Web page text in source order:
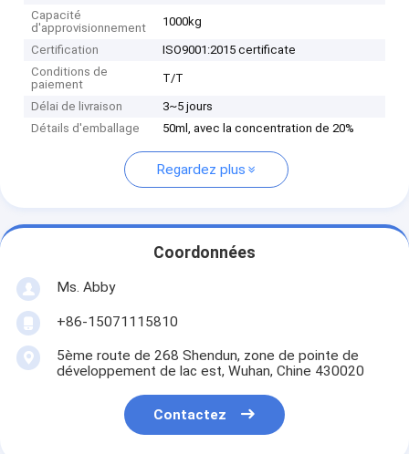
Capacité
d'approvisionnement
1000kg
Certification
ISO9001:2015 certificate
Conditions de
paiement
T/T
Délai de livraison
3~5 jours
Détails d'emballage
50ml, avec la concentration de 20%
Regardez plus
Coordonnées
Ms. Abby
+86-15071115810
5ème route de 268 Shendun, zone de pointe de
développement de lac est, Wuhan, Chine 430020
Contactez